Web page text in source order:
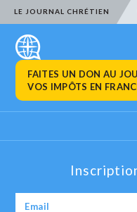
LE JOURNAL CHRÉTIEN
FAITES UN DON AU
VOS IMPÔTS EN